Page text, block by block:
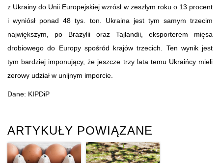
z Ukrainy do Unii Europejskiej wzrósł w zeszłym roku o 13 procent
i wyniósł ponad 48 tys. ton. Ukraina jest tym samym trzecim
największym, po Brazylii oraz Tajlandii, eksporterem mięsa
drobiowego do Europy spośród krajów trzecich. Ten wynik jest
tym bardziej imponujący, że jeszcze trzy lata temu Ukraińcy mieli
zerowy udział w unijnym imporcie.
Dane: KIPDiP
ARTYKUŁY POWIĄZANE